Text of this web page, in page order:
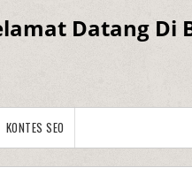
Datang Di
KONTES SEO